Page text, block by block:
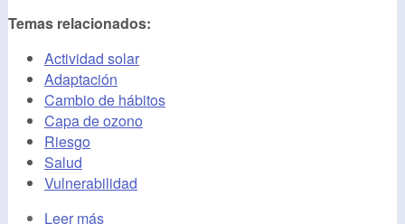
Temas relacionados:
Actividad solar
Adaptación
Cambio de hábitos
Capa de ozono
Riesgo
Salud
Vulnerabilidad
Leer más